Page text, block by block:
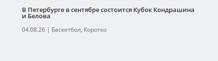
В Петербурге в сентябре состоится Кубок Кондрашина
и Белова
04.08.26| Баскетбол, Коротко